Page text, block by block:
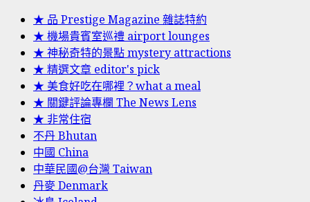
★ 品 Prestige Magazine 雜誌特約
★ 機場貴賓室巡禮 airport lounges
★ 神秘奇特的景點 mystery attractions
★ 精選文章 editor's pick
★ 美食好吃在哪裡？what a meal
★ 關鍵評論專欄 The News Lens
★ 非常住宿
不丹 Bhutan
中國 China
中華民國@台灣 Taiwan
丹麥 Denmark